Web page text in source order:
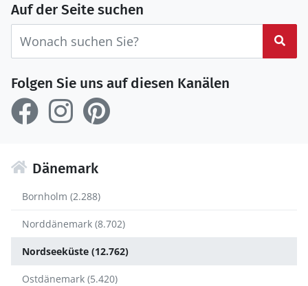
Auf der Seite suchen
Folgen Sie uns auf diesen Kanälen
Dänemark
Bornholm (2.288)
Norddänemark (8.702)
Nordseeküste (12.762)
Ostdänemark (5.420)